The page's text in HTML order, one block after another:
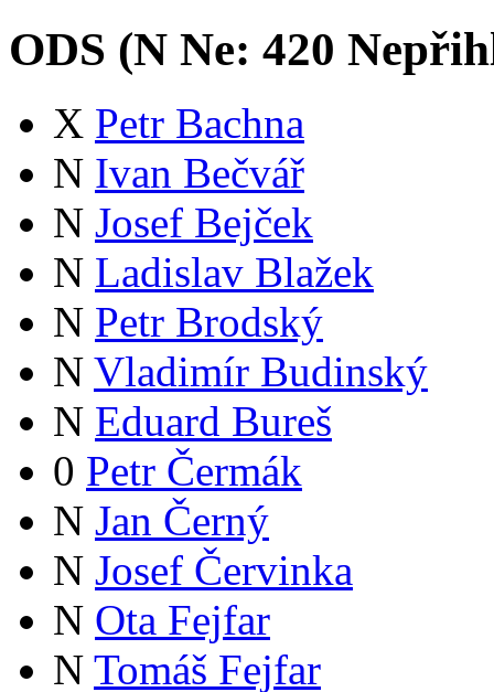
ODS (N Ne: 420
X Petr Bachna
N Ivan Bečvář
N Josef Bejček
N Ladislav Blažek
N Petr Brodský
N Vladimír Budinský
N Eduard Bureš
0 Petr Čermák
N Jan Černý
N Josef Červinka
N Ota Fejfar
N Tomáš Fejfar